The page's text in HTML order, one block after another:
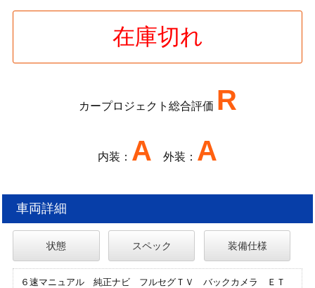
在庫切れ
カープロジェクト総合評価 R
内装： A 外装： A
車両詳細
状態 スペック 装備仕様
６速マニュアル 純正ナビ フルセグＴＶ バックカメラ ＥＴ